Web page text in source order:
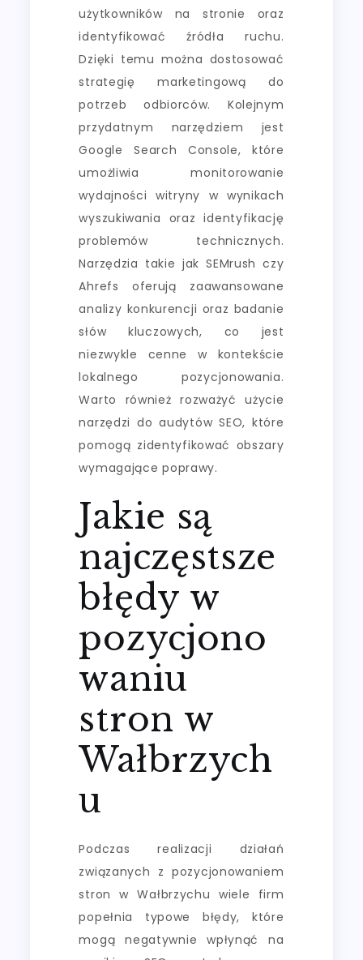
użytkowników na stronie oraz
identyfikować źródła ruchu.
Dzięki temu można dostosować
strategię marketingową do
potrzeb odbiorców. Kolejnym
przydatnym narzędziem jest
Google Search Console, które
umożliwia monitorowanie
wydajności witryny w wynikach
wyszukiwania oraz identyfikację
problemów technicznych.
Narzędzia takie jak SEMrush czy
Ahrefs oferują zaawansowane
analizy konkurencji oraz badanie
słów kluczowych, co jest
niezwykle cenne w kontekście
lokalnego pozycjonowania.
Warto również rozważyć użycie
narzędzi do audytów SEO, które
pomogą zidentyfikować obszary
wymagające poprawy.
Jakie są
najczęstsze
błędy w
pozycjono
waniu
stron w
Wałbrzych
u
Podczas realizacji działań
związanych z pozycjonowaniem
stron w Wałbrzychu wiele firm
popełnia typowe błędy, które
mogą negatywnie wpłynąć na